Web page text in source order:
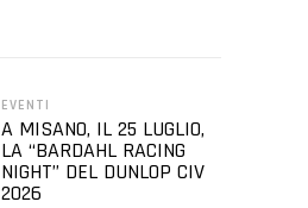
EVENTI
A MISANO, IL 25 LUGLIO,
LA “BARDAHL RACING
NIGHT” DEL DUNLOP CIV
2026